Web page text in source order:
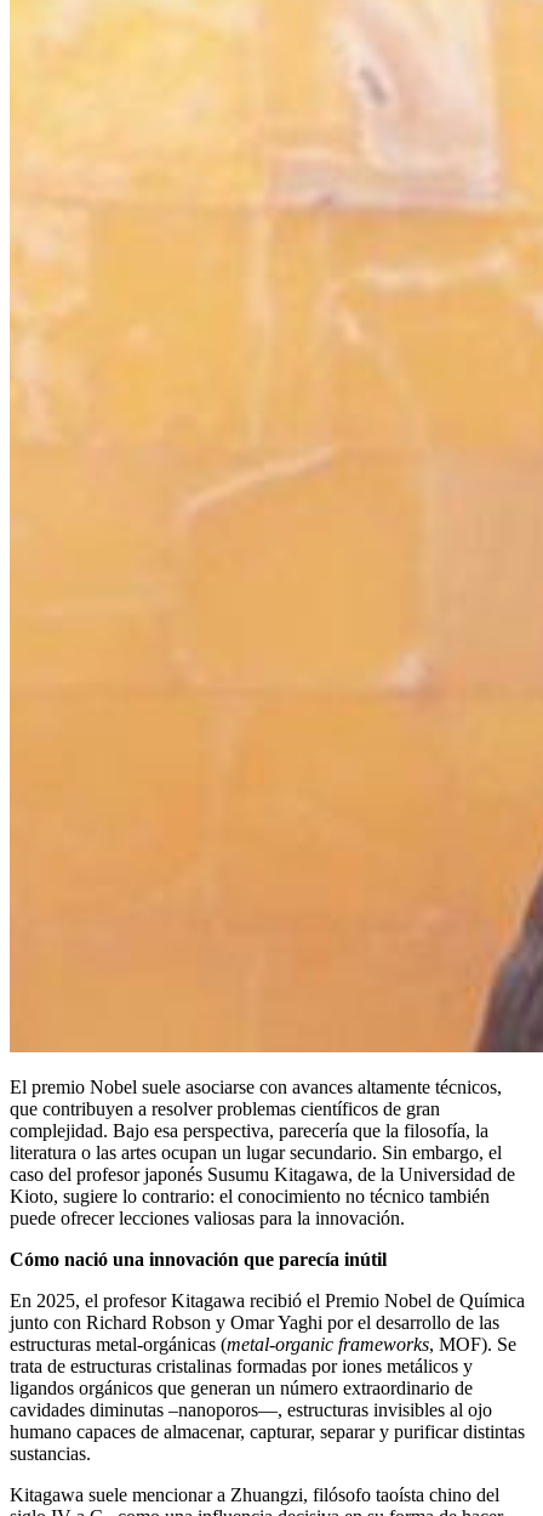
El premio Nobel suele asociarse con avances altamente técnicos,
que contribuyen a resolver problemas científicos de gran
complejidad. Bajo esa perspectiva, parecería que la filosofía, la
literatura o las artes ocupan un lugar secundario. Sin embargo, el
caso del profesor japonés Susumu Kitagawa, de la Universidad de
Kioto, sugiere lo contrario: el conocimiento no técnico también
puede ofrecer lecciones valiosas para la innovación.
Cómo nació una innovación que parecía inútil
En 2025, el profesor Kitagawa recibió el Premio Nobel de Química
junto con Richard Robson y Omar Yaghi por el desarrollo de las
estructuras metal-orgánicas (metal-organic frameworks, MOF). Se
trata de estructuras cristalinas formadas por iones metálicos y
ligandos orgánicos que generan un número extraordinario de
cavidades diminutas –nanoporos—, estructuras invisibles al ojo
humano capaces de almacenar, capturar, separar y purificar distintas
sustancias.
Kitagawa suele mencionar a Zhuangzi, filósofo taoísta chino del